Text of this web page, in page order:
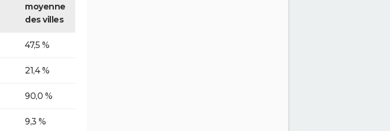
moyenne
des villes
47,5 %
21,4 %
90,0 %
9,3 %